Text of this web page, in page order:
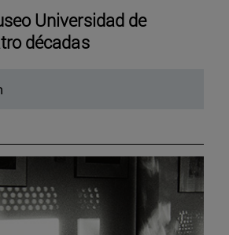
Universidad de
décadas